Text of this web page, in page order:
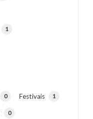
1
0 Festivais 1
0